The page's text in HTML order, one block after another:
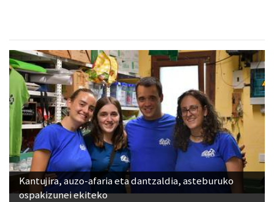
Kantujira, auzo-afaria eta dantzaldia, asteburuko
ospakizunei ekiteko